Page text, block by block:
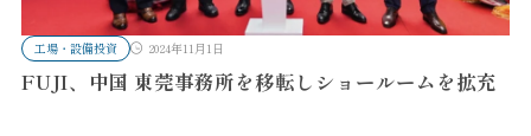
工場・設備投資 2024年11月1日
FUJI、中国 東莞事務所を移転しショールームを拡充